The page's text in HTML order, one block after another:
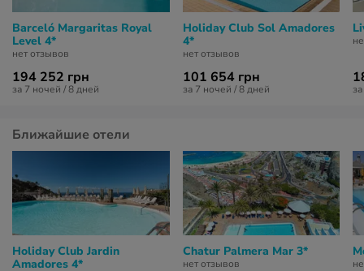
Barceló Margaritas Royal
Level 4*
нет отзывов
194 252 грн
за 7 ночей / 8 дней
Holiday Club Sol Amadores
4*
нет отзывов
101 654 грн
за 7 ночей / 8 дней
Ближайшие отели
Holiday Club Jardin
Amadores 4*
Chatur Palmera Mar 3*
нет отзывов